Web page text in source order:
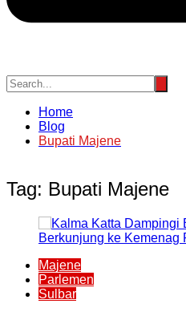
Home
Blog
Bupati Majene
Tag: Bupati Majene
Majene
Parlemen
Sulbar